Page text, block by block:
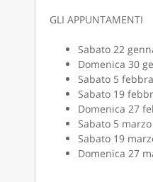
GLI APPUNTAMENTI
Sabato 22
Domenica 30
Sabato 5
Sabato 19
Domenica 27
Sabato 5
Sabato 19
Domenica 27